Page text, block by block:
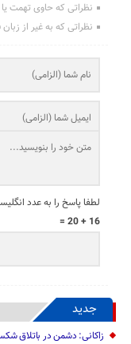
نظراتی که حاوی تهمت
نظراتی که به غیر از
لطفا پاسخ را به عدد
16 + 20 =
جدید
زاکانی: دشمن در باتلاق